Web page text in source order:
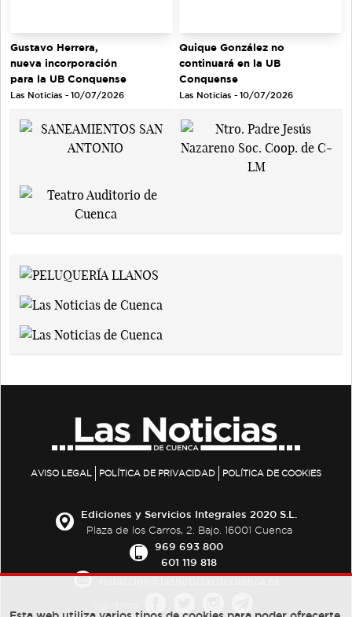
Gustavo Herrera,
nueva incorporación
para la UB Conquense
Las Noticias - 10/07/2026
Quique González no
continuará en la UB
Conquense
Las Noticias - 10/07/2026
AVISO LEGAL POLÍTICA DE PRIVACIDAD POLÍTICA DE COOKIES
Ediciones y Servicios Integrales 2020 S.L.
Plaza de los Carros, 2. Bajo. 16001 Cuenca
969 693 800
601 119 818